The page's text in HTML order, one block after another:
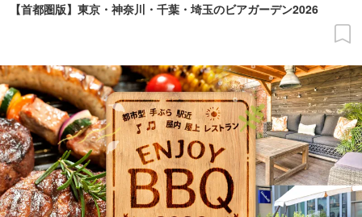
【首都圏版】東京・神奈川・千葉・埼玉のビアガーデン2026